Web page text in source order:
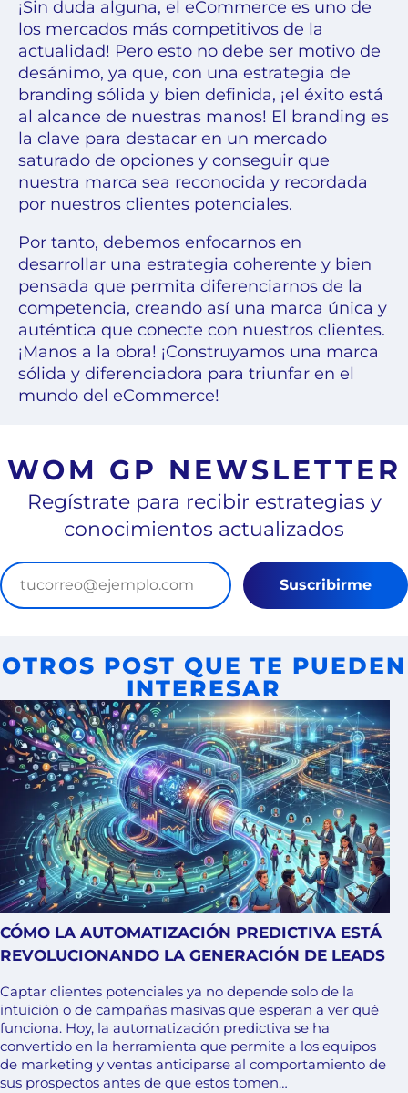
¡Sin duda alguna, el eCommerce es uno de
los mercados más competitivos de la
actualidad! Pero esto no debe ser motivo de
desánimo, ya que, con una estrategia de
branding sólida y bien definida, ¡el éxito está
al alcance de nuestras manos! El branding es
la clave para destacar en un mercado
saturado de opciones y conseguir que
nuestra marca sea reconocida y recordada
por nuestros clientes potenciales.
Por tanto, debemos enfocarnos en
desarrollar una estrategia coherente y bien
pensada que permita diferenciarnos de la
competencia, creando así una marca única y
auténtica que conecte con nuestros clientes.
¡Manos a la obra! ¡Construyamos una marca
sólida y diferenciadora para triunfar en el
mundo del eCommerce!
WOM GP NEWSLETTER
Regístrate para recibir estrategias y
conocimientos actualizados
Suscribirme
OTROS POST QUE TE PUEDEN
INTERESAR
CÓMO LA AUTOMATIZACIÓN PREDICTIVA ESTÁ
REVOLUCIONANDO LA GENERACIÓN DE LEADS
Captar clientes potenciales ya no depende solo de la
intuición o de campañas masivas que esperan a ver qué
funciona. Hoy, la automatización predictiva se ha
convertido en la herramienta que permite a los equipos
de marketing y ventas anticiparse al comportamiento de
sus prospectos antes de que estos tomen…